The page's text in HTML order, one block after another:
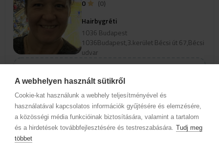
A webhelyen használt sütikről
Cookie-kat használunk a webhely teljesítményével és
használatával kapcsolatos információk gyűjtésére és elemzésére,
a közösségi média funkcióinak biztosítására, valamint a tartalom
és a hirdetések továbbfejlesztésére és testreszabására. Tudj meg
többet
Szolgáltatások
Az időpontok megjelenéséhez
válassz szakterületet és szolgáltatást
0
(0)
Hairbygréti
1036 Budapest
1036Budapest,3.kerület Bécsi út 67,Bécsi
udvar